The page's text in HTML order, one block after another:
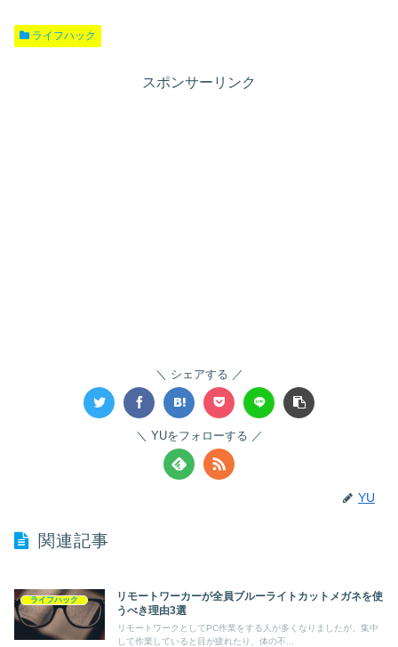
ライフハック
スポンサーリンク
シェアする
YUをフォローする
YU
関連記事
ライフハック
リモートワーカーが全員ブルーライトカットメガネを使
うべき理由3選
リモートワークとしてPC作業をする人が多くなりましたが、集中
して作業していると目が疲れたり、体の不...